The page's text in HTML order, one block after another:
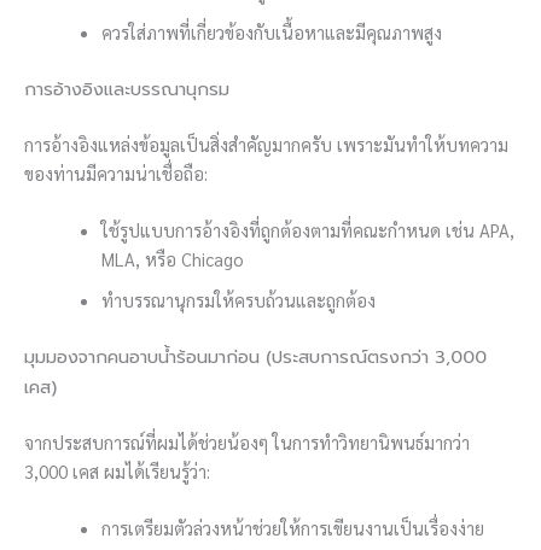
ควรใส่ภาพที่เกี่ยวข้องกับเนื้อหาและมีคุณภาพสูง
การอ้างอิงและบรรณานุกรม
การอ้างอิงแหล่งข้อมูลเป็นสิ่งสำคัญมากครับ เพราะมันทำให้บทความ
ของท่านมีความน่าเชื่อถือ:
ใช้รูปแบบการอ้างอิงที่ถูกต้องตามที่คณะกำหนด เช่น APA,
MLA, หรือ Chicago
ทำบรรณานุกรมให้ครบถ้วนและถูกต้อง
มุมมองจากคนอาบน้ำร้อนมาก่อน (ประสบการณ์ตรงกว่า 3,000
เคส)
จากประสบการณ์ที่ผมได้ช่วยน้องๆ ในการทำวิทยานิพนธ์มากว่า
3,000 เคส ผมได้เรียนรู้ว่า:
การเตรียมตัวล่วงหน้าช่วยให้การเขียนงานเป็นเรื่องง่าย